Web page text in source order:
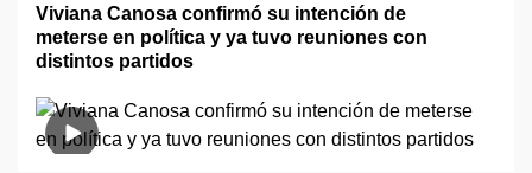
Viviana Canosa confirmó su intención de
meterse en política y ya tuvo reuniones con
distintos partidos